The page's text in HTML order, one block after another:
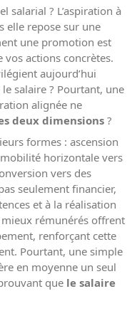
salarial ? L’aspiration à
elle repose sur une
une promotion est
actions concrètes.
aujourd’hui
salaire ? Pourtant, une
alignée ne
deux dimensions ?
formes : ascension
horizontale vers
vers des
seulement financier,
et à la réalisation
rémunérés offrent
renforçant cette
Pourtant, une simple
en moyenne un seul
que le salaire